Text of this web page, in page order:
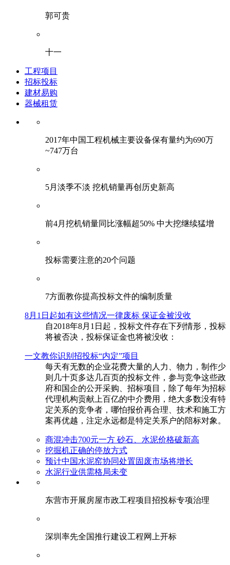
郭可贵
十一
工程项目
招标投标
建材易购
器械租赁
2017年中国工程机械主要设备保有量约为690万
~747万台
5月淡季不淡 挖机销量再创历史新高
前4月挖机销量同比涨幅超50% 中大挖继续猛增
投标需要注意的20个问题
​7方面教你提高投标文件的编制质量
8月1日起如有这些情况一律废标 保证金被没收
自2018年8月1日起，投标文件存在下列情形，投标
将被否决，投标保证金也将被没收：
一文教你识别招投标“内定”项目
每天有无数的企业花费大量的人力、物力，制作少
则几十页多达几百页的投标文件，参与竞争这些政
府和国企的公开采购、招标项目，除了每年为招标
代理机构贡献上百亿的中介费用，绝大多数没有特
定关系的竞争者，哪怕报价再合理、技术和施工方
案再优越，注定永远都是特定关系户的陪标对象。
商混冲击700元一方 砂石、水泥价格破新高
挖掘机正确的停放方式
预计中国水泥窑协同处置固废市场将增长
水泥行业供需格局未变
东营市开展房屋市政工程项目招投标专项治理
深圳率先全国推行建设工程网上开标